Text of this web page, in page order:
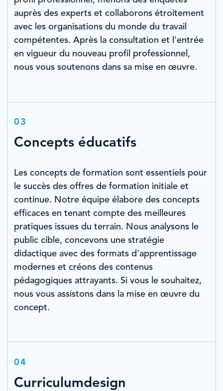
auprès des experts et collaborons étroitement
avec les organisations du monde du travail
compétentes. Après la consultation et l'entrée
en vigueur du nouveau profil professionnel,
nous vous soutenons dans sa mise en œuvre.
03
Concepts éducatifs
Les concepts de formation sont essentiels pour
le succès des offres de formation initiale et
continue. Notre équipe élabore des concepts
efficaces en tenant compte des meilleures
pratiques issues du terrain. Nous analysons le
public cible, concevons une stratégie
didactique avec des formats d'apprentissage
modernes et créons des contenus
pédagogiques attrayants. Si vous le souhaitez,
nous vous assistons dans la mise en œuvre du
concept.
04
Curriculumdesign